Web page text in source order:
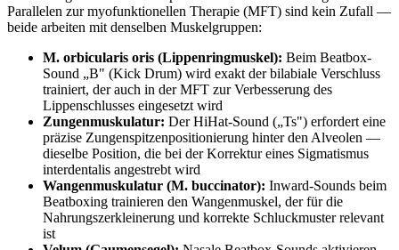
Parallelen zur myofunktionellen Therapie (MFT) sind kein Zufall —
beide arbeiten mit denselben Muskelgruppen:
M. orbicularis oris (Lippenringmuskel): Beim Beatbox-
Sound „B" (Kick Drum) wird exakt der bilabiale Verschluss
trainiert, der auch in der MFT zur Verbesserung des
Lippenschlusses eingesetzt wird
Zungenmuskulatur: Der HiHat-Sound („Ts") erfordert eine
präzise Zungenspitzenpositionierung hinter den Alveolen —
dieselbe Position, die bei der Korrektur eines Sigmatismus
interdentalis angestrebt wird
Wangenmuskulatur (M. buccinator): Inward-Sounds beim
Beatboxing trainieren den Wangenmuskel, der für die
Nahrungszerkleinerung und korrekte Schluckmuster relevant
ist